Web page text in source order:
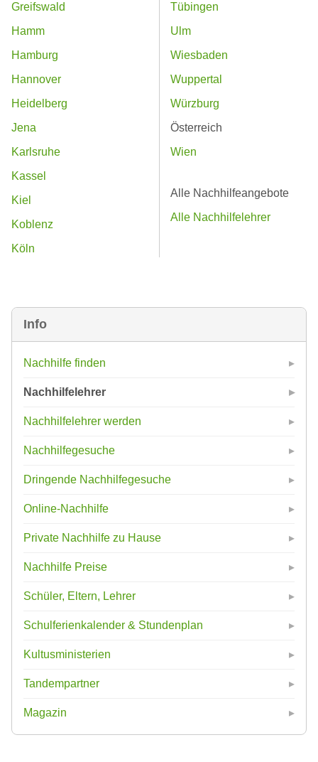
Info
Nachhilfe finden
Nachhilfelehrer
Nachhilfelehrer werden
Nachhilfegesuche
Dringende Nachhilfegesuche
Online-Nachhilfe
Private Nachhilfe zu Hause
Nachhilfe Preise
Schüler, Eltern, Lehrer
Schulferienkalender & Stundenplan
Kultusministerien
Tandempartner
Magazin
Greifswald
Hamm
Hamburg
Hannover
Heidelberg
Jena
Karlsruhe
Kassel
Kiel
Koblenz
Köln
Tübingen
Ulm
Wiesbaden
Wuppertal
Würzburg
Österreich
Wien
Alle Nachhilfeangebote
Alle Nachhilfelehrer